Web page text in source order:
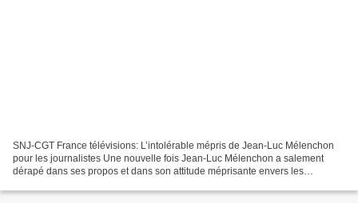
SNJ-CGT France télévisions: L’intolérable mépris de Jean-Luc Mélenchon
pour les journalistes Une nouvelle fois Jean-Luc Mélenchon a salement
dérapé dans ses propos et dans son attitude méprisante envers les